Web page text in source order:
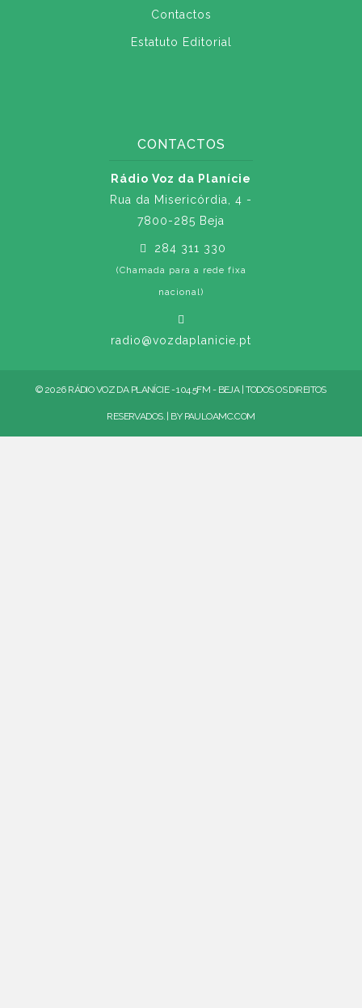
Contactos
Estatuto Editorial
CONTACTOS
Rádio Voz da Planície
Rua da Misericórdia, 4 -
7800-285 Beja
284 311 330
(Chamada para a rede fixa
nacional)
radio@vozdaplanicie.pt
© 2026 RÁDIO VOZ DA PLANÍCIE - 104.5FM - BEJA | TODOS OS DIREITOS
RESERVADOS. | BY PAULOAMC.COM